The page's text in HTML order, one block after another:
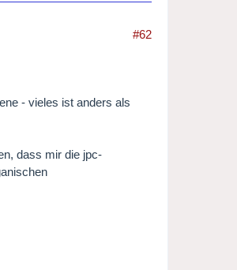
#62
- vieles ist anders als
dass mir die jpc-